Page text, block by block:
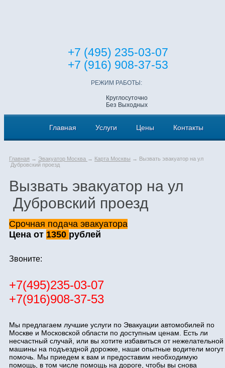
+7 (495) 235-03-07
+7 (916) 908-37-53
РЕЖИМ РАБОТЫ:
Круглосуточно
Без Выходных
Главная Услуги Цены Контакты
Главная → Эвакуатор Москва → Карта Москвы → Вызвать эвакуатор на ул
Дубровский проезд
Вызвать эвакуатор на ул
Дубровский проезд
Срочная подача эвакуатора
Цена от 1350 рублей
Звоните:
+7(495)235-03-07
+7(916)908-37-53
Мы предлагаем лучшие услуги по Эвакуации автомобилей по
Москве и Московской области по доступным ценам. Есть ли
несчастный случай, или вы хотите избавиться от нежелательной
машины на подъездной дорожке, наши опытные водители могут
помочь. Мы приедем к вам и предоставим необходимую
помощь, в том числе помощь на дороге, чтобы вы снова